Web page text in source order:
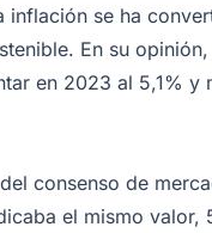
inflación se ha
En su
en 2023 al 5,1% y
consenso de
el mismo valor,